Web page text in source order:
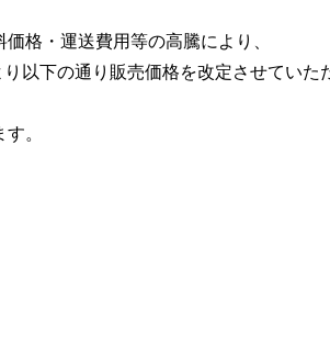
格・運送費用等の高騰により、
以下の通り販売価格を改定させていた
。